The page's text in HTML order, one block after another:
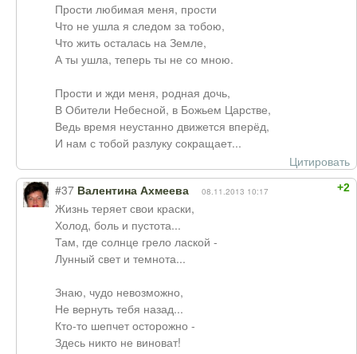
Прости любимая меня, прости
Что не ушла я следом за тобою,
Что жить осталась на Земле,
А ты ушла, теперь ты не со мною.
Прости и жди меня, родная дочь,
В Обители Небесной, в Божьем Царстве,
Ведь время неустанно движется вперёд,
И нам с тобой разлуку сокращает...
Цитировать
+2
#37 Валентина Ахмеева 08.11.2013 10:17
Жизнь теряет свои краски,
Холод, боль и пустота...
Там, где солнце грело лаской -
Лунный свет и темнота...
Знаю, чудо невозможно,
Не вернуть тебя назад...
Кто-то шепчет осторожно -
Здесь никто не виноват!